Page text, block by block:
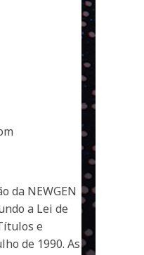
da NEWGEN
a Lei de
e
de 1990. As
ESCALA,
O
VIDA?